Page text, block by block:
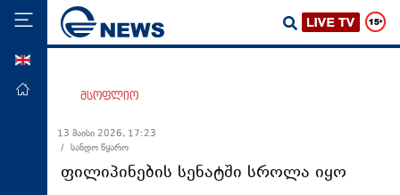
მთავარი
ეკონომიკა
მსოფლიო
მსოფლიო
13 მაისი 2026, 17:23
/ სანდო წყარო
ფილიპინების სენატში სროლა იყო